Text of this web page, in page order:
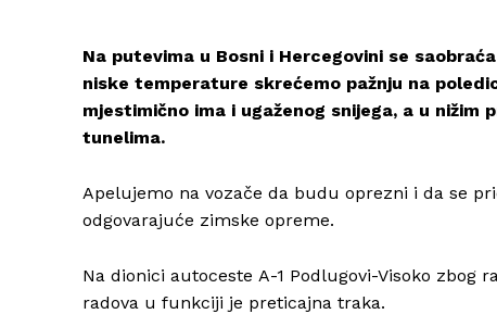
Na putevima u Bosni i Hercegovini se
niske temperature skrećemo pažnju na
mjestimično ima i ugaženog snijega, a u
tunelima.
Apelujemo na vozače da budu oprezni i da se
odgovarajuće zimske opreme.
Na dionici autoceste A-1 Podlugovi-Visoko zbog
radova u funkciji je preticajna traka.